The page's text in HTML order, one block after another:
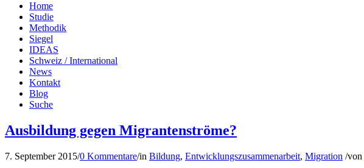
Home
Studie
Methodik
Siegel
IDEAS
Schweiz / International
News
Kontakt
Blog
Suche
Ausbildung gegen Migrantenströme?
7. September 2015/0 Kommentare/in Bildung, Entwicklungszusammenarbeit, Migration /von